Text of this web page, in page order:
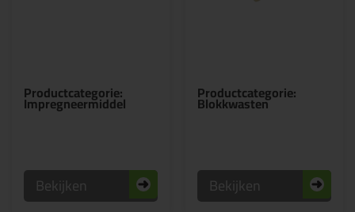
Productcategorie:
Impregneermiddel
Bekijken
Productcategorie:
Blokkwasten
Bekijken